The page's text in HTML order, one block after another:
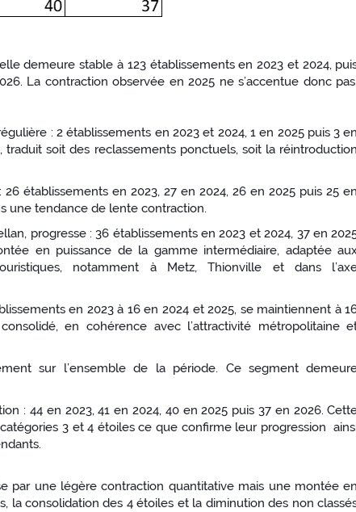
demeure stable à 123 établissements en 2023 et 2024,
La contraction observée en 2025 ne s’accentue donc
: 2 établissements en 2023 et 2024, 1 en 2025 puis 3 en
soit des reclassements ponctuels, soit la réintroduction
établissements en 2023, 27 en 2024, 26 en 2025 puis 25 en
une tendance de lente contraction.
progresse : 36 établissements en 2023 et 2024, 37 en
en puissance de la gamme intermédiaire, adaptée
notamment à Metz, Thionville et dans
en 2023 à 16 en 2024 et 2025, se maintiennent à
en cohérence avec l’attractivité métropolitaine
sur l’ensemble de la période. Ce segment
: 44 en 2023, 41 en 2024, 40 en 2025 puis 37 en 2026.
3 et 4 étoiles ce que confirme leur progression
par une légère contraction quantitative mais une montée en
la consolidation des 4 étoiles et la diminution des non